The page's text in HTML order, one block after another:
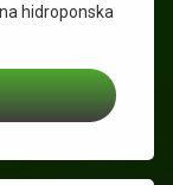
hidroponska
poljoprivreda u